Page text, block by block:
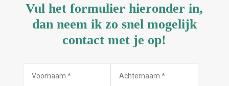
Vul het formulier hieronder in,
dan neem ik zo snel mogelijk
contact met je op!